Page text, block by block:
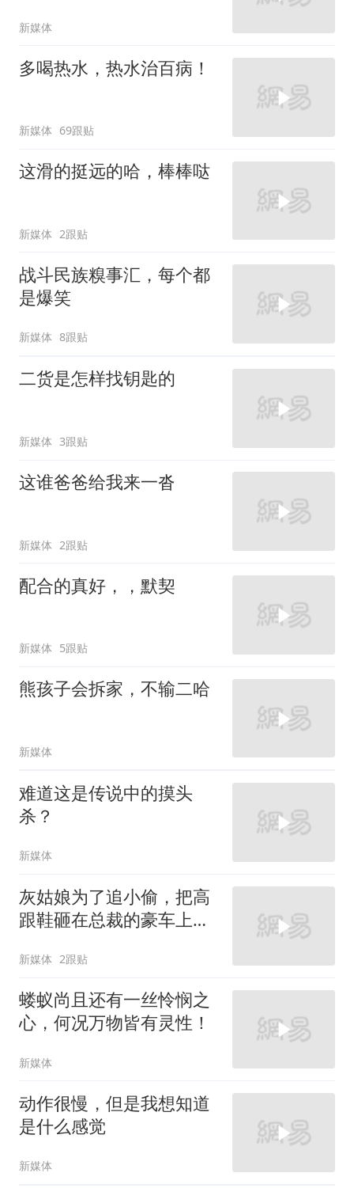
新媒体
多喝热水，热水治百病！
新媒体 69跟贴
这滑的挺远的哈，棒棒哒
新媒体 2跟贴
战斗民族糗事汇，每个都
是爆笑
新媒体 8跟贴
二货是怎样找钥匙的
新媒体 3跟贴
这谁爸爸给我来一沓
新媒体 2跟贴
配合的真好，，默契
新媒体 5跟贴
熊孩子会拆家，不输二哈
新媒体
难道这是传说中的摸头
杀？
新媒体
灰姑娘为了追小偷，把高
跟鞋砸在总裁的豪车上，
新媒体 2跟贴
蝼蚁尚且还有一丝怜悯之
心，何况万物皆有灵性！
新媒体
动作很慢，但是我想知道
是什么感觉
新媒体